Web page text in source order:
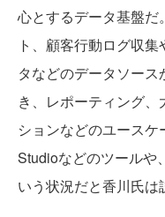
心とするデータ基盤だ
ト、顧客行動ログ収
タなどのデータソー
き、レポーティング
ションなどのユース
Studioなどのツールや
いう状況だと香川氏は